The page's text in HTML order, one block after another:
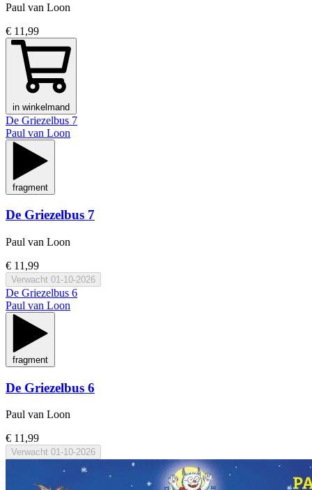
Paul van Loon
€ 11,99
in winkelmand
De Griezelbus 7
Paul van Loon
fragment
De Griezelbus 7
Paul van Loon
€ 11,99
Verwacht 01-10-2026
De Griezelbus 6
Paul van Loon
fragment
De Griezelbus 6
Paul van Loon
€ 11,99
Verwacht 01-10-2026